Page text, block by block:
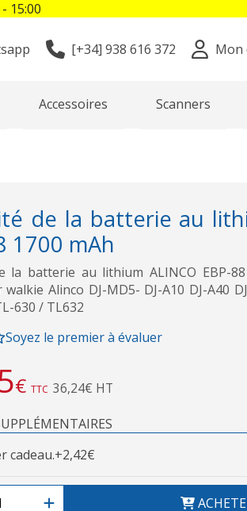
[+34] 938 616 372 Mon
Accessoires Scanners
de la batterie au
1700 mAh
la batterie au lithium ALINCO EBP-
Alinco DJ-MD5- DJ-A10 DJ-A40
630 / TL632
Soyez le premier à évaluer
€ TTC 36,24€ HT
cadeau.+2,42€
15:00